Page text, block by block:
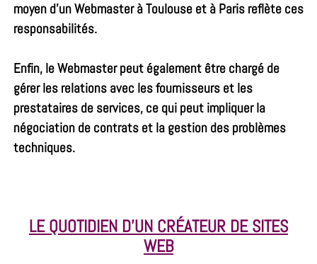
moyen d’un Webmasterà Toulouse et à Paris reflète ces
responsabilités.
Enfin, le Webmaster peut également être chargé de
gérer les relations avec les fournisseurs et les
prestataires de services, ce qui peut impliquer la
négociation de contrats et la gestion des problèmes
techniques.
LE QUOTIDIEN D’UN CRÉATEUR DE SITES
WEB